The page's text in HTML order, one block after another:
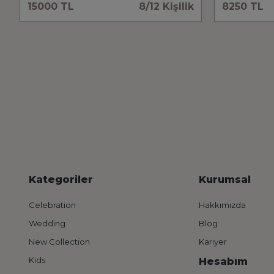
15000 TL 8/12 Kişilik 8250 TL
Kategoriler
Celebration
Wedding
New Collection
Kids
Kurumsal
Hakkımızda
Blog
Kariyer
Hesabım